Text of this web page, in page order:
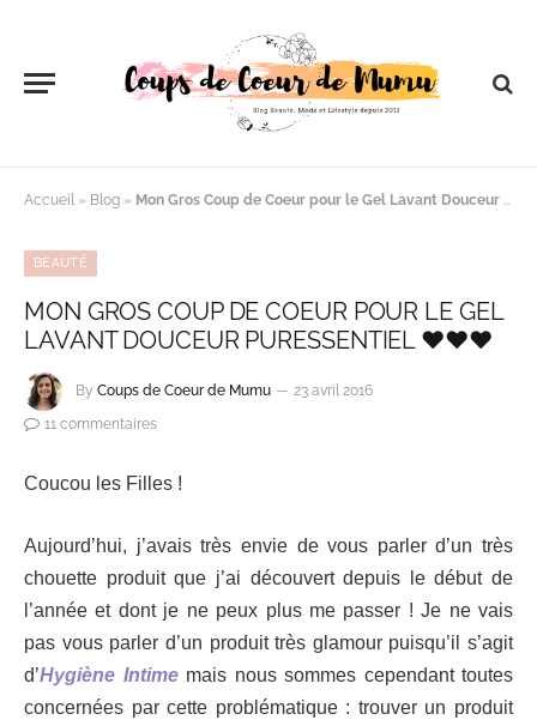
Accueil » Blog » Mon Gros Coup de Coeur pour le Gel Lavant Douceur PURESSENTIEL ♥♥♥
BEAUTÉ
MON GROS COUP DE COEUR POUR LE GEL
LAVANT DOUCEUR PURESSENTIEL ♥♥♥
By Coups de Coeur de Mumu
23 avril 2016
11 commentaires
Coucou les Filles !
Aujourd’hui, j’avais très envie de vous parler d’un très
chouette produit que j’ai découvert depuis le début de
l’année et dont je ne peux plus me passer ! Je ne vais
pas vous parler d’un produit très glamour puisqu’il s’agit
d’Hygiène Intimemais nous sommes cependant toutes
concernées par cette problématique : trouver un produit